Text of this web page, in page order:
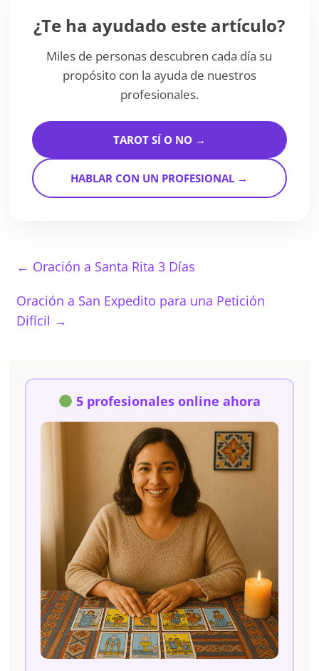
¿Te ha ayudado este artículo?
Miles de personas descubren cada día su
propósito con la ayuda de nuestros
profesionales.
TAROT SÍ O NO →
HABLAR CON UN PROFESIONAL →
← Oración a Santa Rita 3 Días
Oración a San Expedito para una Petición
Difícil →
5 profesionales online ahora